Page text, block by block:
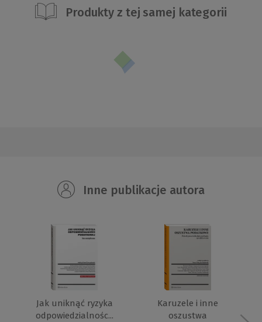
Produkty z tej samej kategorii
Inne publikacje autora
Jak uniknąć ryzyka
odpowiedzialnośc...
Karuzele i inne
oszustwa